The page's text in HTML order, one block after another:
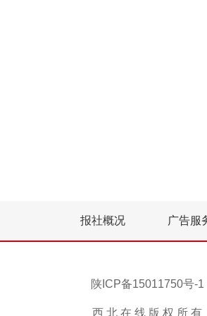
报社概况 广告服
陕ICP备15011750号-
西 北 在 线 版 权 所